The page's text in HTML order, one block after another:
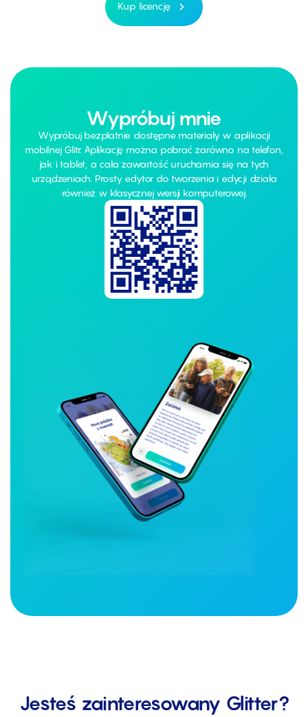
Kup licencję
Wypróbuj mnie
Wypróbuj bezpłatnie dostępne materiały w aplikacji
mobilnej Glitr. Aplikację można pobrać zarówno na telefon,
jak i tablet, a cała zawartość uruchamia się na tych
urządzeniach. Prosty edytor do tworzenia i edycji działa
również w klasycznej wersji komputerowej.
Jesteś zainteresowany Glitter?